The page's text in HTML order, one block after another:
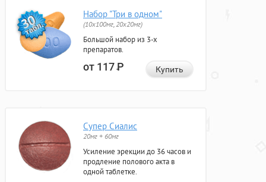
Набор "Три в одном"
(10x100мг, 20x20мг)
Большой набор из 3-х
препаратов.
от 117Р Купить
Супер Сиалис
20мг + 60мг
Усиление эрекции до 36 часов и
продление полового акта в
одной таблетке.